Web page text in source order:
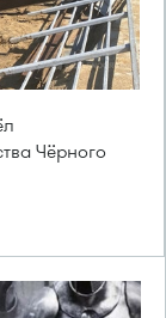
Чёрного